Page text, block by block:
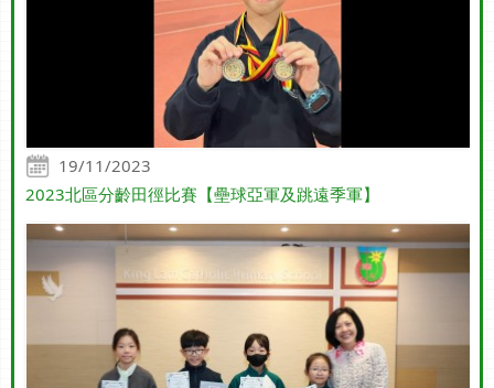
19/11/2023
2023北區分齡田徑比賽【壘球亞軍及跳遠季軍】